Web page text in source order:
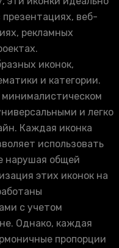
веб-
рекламных
иконок,
и категории.
и легко
Каждая иконка
использовать
нарушая общей
этих иконок на
с учетом
Однако, каждая
пропорции